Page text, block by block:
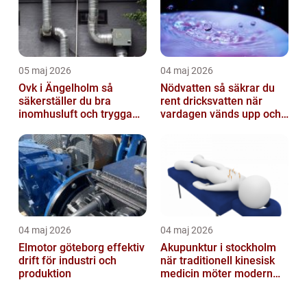
05 maj 2026
Ovk i Ängelholm så
säkerställer du bra
inomhusluft och trygga
04 maj 2026
Nödvatten så säkrar du
rent dricksvatten när
vardagen vänds upp och
04 maj 2026
Elmotor göteborg effektiv
drift för industri och
produktion
04 maj 2026
Akupunktur i stockholm
när traditionell kinesisk
medicin möter modern